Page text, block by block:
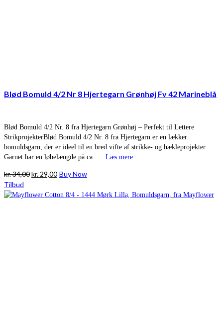
Blød Bomuld 4/2 Nr 8 Hjertegarn Grønhøj Fv 42 Marineblå
Blød Bomuld 4/2 Nr. 8 fra Hjertegarn Grønhøj – Perfekt til Lettere
StrikprojekterBlød Bomuld 4/2 Nr. 8 fra Hjertegarn er en lækker
bomuldsgarn, der er ideel til en bred vifte af strikke- og hækleprojekter.
Garnet har en løbelængde på ca. … Læs mere
kr.34,00Den
pris
kr. 29,00Den
pris
Buy Now
Tilbud